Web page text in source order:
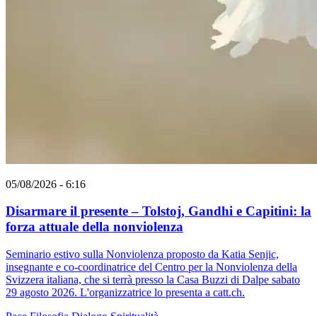
05/08/2026 - 6:16
Disarmare il presente – Tolstoj, Gandhi e Capitini: la
forza attuale della nonviolenza
Seminario estivo sulla Nonviolenza proposto da Katia Senjic,
insegnante e co-coordinatrice del Centro per la Nonviolenza della
Svizzera italiana, che si terrà presso la Casa Buzzi di Dalpe sabato
29 agosto 2026. L'organizzatrice lo presenta a catt.ch.